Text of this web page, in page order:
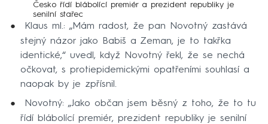
Česko řídí blábolící premiér a prezident republiky je
senilní stařec
Klaus ml.: „Mám radost, že pan Novotný zastává
stejný názor jako Babiš a Zeman, je to takřka
identické,“ uvedl, když Novotný řekl, že se nechá
očkovat, s protiepidemickými opatřeními souhlasí a
naopak by je zpřísnil.
Novotný: „Jako občan jsem běsný z toho, že to tu
řídí blábolící premiér, prezident republiky je senilní